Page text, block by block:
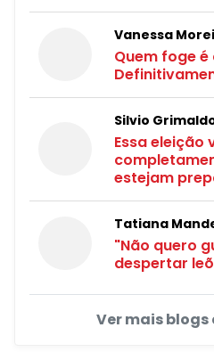
Vanessa
Quem foge
Silvio
Essa eleição
estejam
Tatiana
"Não quero
despertar
Ver mais blogs